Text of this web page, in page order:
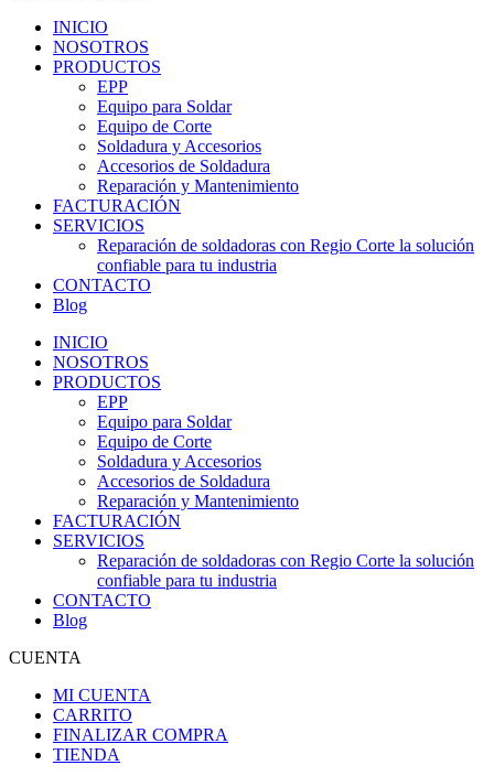
INICIO
NOSOTROS
PRODUCTOS
EPP
Equipo para Soldar
Equipo de Corte
Soldadura y Accesorios
Accesorios de Soldadura
Reparación y Mantenimiento
FACTURACIÓN
SERVICIOS
Reparación de soldadoras con Regio Corte la solución
confiable para tu industria
CONTACTO
Blog
INICIO
NOSOTROS
PRODUCTOS
EPP
Equipo para Soldar
Equipo de Corte
Soldadura y Accesorios
Accesorios de Soldadura
Reparación y Mantenimiento
FACTURACIÓN
SERVICIOS
Reparación de soldadoras con Regio Corte la solución
confiable para tu industria
CONTACTO
Blog
CUENTA
MI CUENTA
CARRITO
FINALIZAR COMPRA
TIENDA